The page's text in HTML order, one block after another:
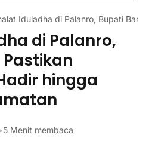
Iduladha di Palanro, Bupati
di Palanro,
hingga
•5 Menit membaca